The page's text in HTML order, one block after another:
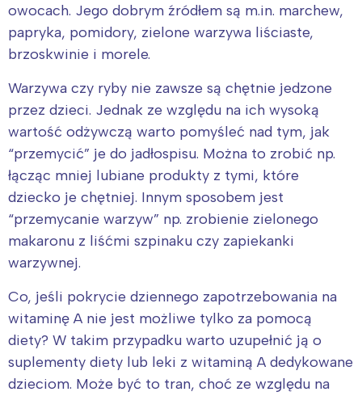
owocach. Jego dobrym źródłem są m.in. marchew,
papryka, pomidory, zielone warzywa liściaste,
brzoskwinie i morele.
Warzywa czy ryby nie zawsze są chętnie jedzone
przez dzieci. Jednak ze względu na ich wysoką
wartość odżywczą warto pomyśleć nad tym, jak
“przemycić” je do jadłospisu. Można to zrobić np.
łącząc mniej lubiane produkty z tymi, które
dziecko je chętniej. Innym sposobem jest
“przemycanie warzyw” np. zrobienie zielonego
makaronu z liśćmi szpinaku czy zapiekanki
warzywnej.
Co, jeśli pokrycie dziennego zapotrzebowania na
witaminę A nie jest możliwe tylko za pomocą
diety? W takim przypadku warto uzupełnić ją o
suplementy diety lub leki z witaminą A dedykowane
dzieciom. Może być to tran, choć ze względu na
Interesują mnie wydarzenia z
tego regionu: